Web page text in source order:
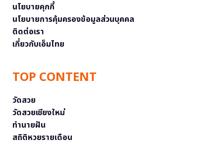
นโยบายคุกกี้
นโยบายการคุ้มครองข้อมูลส่วนบุคคล
ติดต่อเรา
เกี่ยวกับเอ็มไทย
TOP CONTENT
วัดสวย
วัดสวยเชียงใหม่
ทำนายฝัน
สถิติหวยรายเดือน